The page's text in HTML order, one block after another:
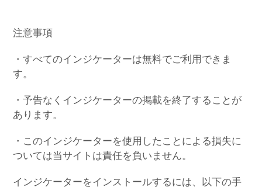
注意事項
・すべてのインジケーターは無料でご利用できま
す。
・予告なくインジケーターの掲載を終了することが
あります。
・このインジケーターを使用したことによる損失に
ついては当サイトは責任を負いません。
インジケーターをインストールするには、以下の手